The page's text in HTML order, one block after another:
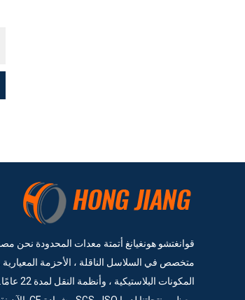
قوانغتشو هونغيانغ أتمتة معدات المحدودة نحن
متخصص في السلاسل الناقلة ، الأحزمة المعيارية
المكونات البلاستيكية ، وأنظمة النقل لمدة 22 عامًا.